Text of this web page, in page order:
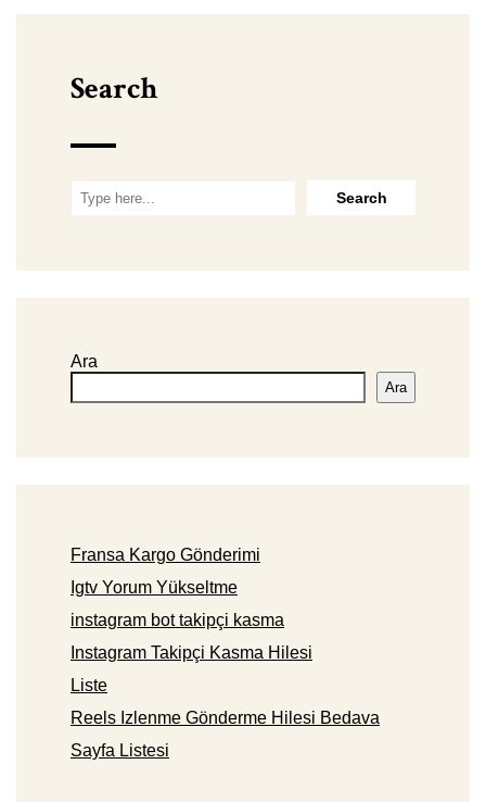
Search
Ara
Ara
Fransa Kargo Gönderimi
Igtv Yorum Yükseltme
instagram bot takipçi kasma
Instagram Takipçi Kasma Hilesi
Liste
Reels Izlenme Gönderme Hilesi Bedava
Sayfa Listesi